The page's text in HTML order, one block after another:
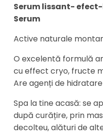
Serum lissant-
Serum
Active naturale
O excelentă formulă
cu effect cryo, fructe
Are agenți de
Spa la tine acasă: se
după curățire, prin
decolteu, alături de